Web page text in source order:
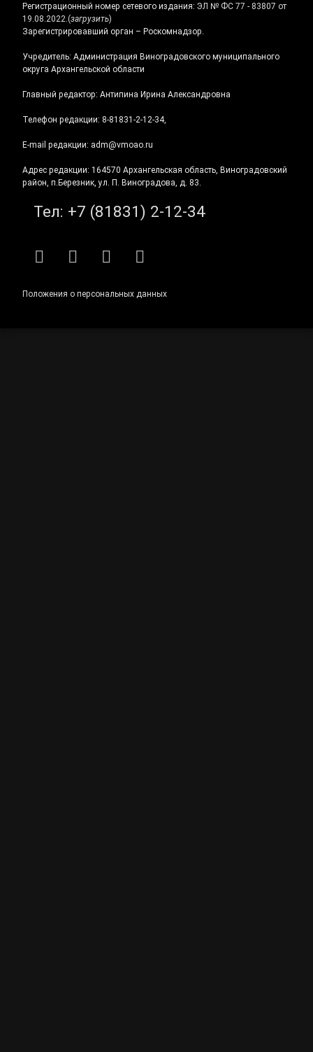
Регистрационный номер сетевого издания: ЭЛ № ФС 77 - 83807 от
19.08.2022.(загрузить)
Зарегистрировавший орган – Роскомнадзор.
Учредитель: Администрация Виноградовского муниципального
округа Архангельской области
Главный редактор: Антипина Ирина Александровна
Телефон редакции: 8-81831-2-12-34,
E-mail редакции: adm@vmoao.ru
Адрес редакции: 164570 Архангельская область, Виноградовский
район, п.Березник, ул. П. Виноградова, д. 83.
Тел: +7 (81831) 2-12-34
RSS E-mailВКонтакте
Telegram
Положения о персональных данных